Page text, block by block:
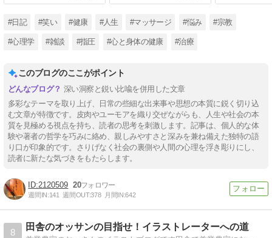
#日記 #笑い #健康 #人生 #マッサージ #悩み #宗教
#心理学 #雑談 #指圧 #心と身体の健康 #治療
このブログのここがポイント
深い洞察と鋭い比喩を併用した文章
多彩なテーマを取り上げ、日常の些細な出来事や思想の本質に鋭く切り込
む文章が特徴です。皮肉やユーモアを織り交ぜながらも、人生や社会の本
質を見極める視点を持ち、読者の思考を刺激します。記事は、個人的な体
験や著者の哲学を巧みに絡め、親しみやすさと深みを兼ね備えた独特の語
り口が印象的です。さりげなく社会の裏側や人間の心理を浮き彫りにし、
読者に新たな気づきをもたらします。
2120509 20
週間IN:141 週間OUT:378 月間IN:642
8
田舎のオッサンの目指せ！イラストレーターへの道